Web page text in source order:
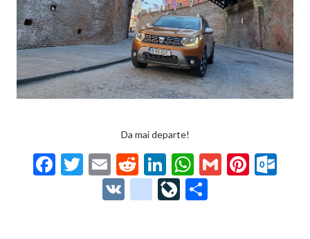
Da mai departe!
F T
w
itt
E
m
ai
R
e
d
Li
n
ke
W
h
at
G Pi
V
g
Li